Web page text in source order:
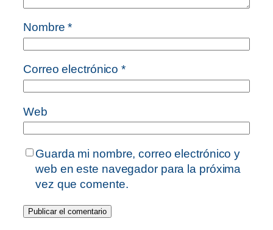
Nombre*
Correo electrónico*
Web
Guarda mi nombre, correo electrónico y
web en este navegador para la próxima
vez que comente.